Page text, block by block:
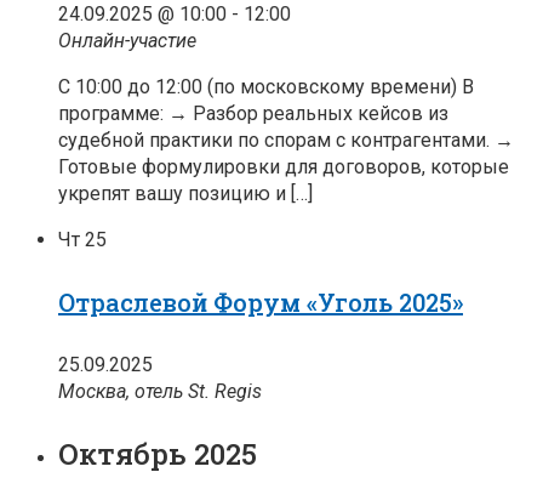
24.09.2025 @ 10:00 - 12:00
Онлайн-участие
С 10:00 до 12:00 (по московскому времени) В
программе: → Разбор реальных кейсов из
судебной практики по спорам с контрагентами. →
Готовые формулировки для договоров, которые
укрепят вашу позицию и […]
Чт 25
Отраслевой Форум «Уголь 2025»
25.09.2025
Москва, отель St. Regis
Октябрь 2025